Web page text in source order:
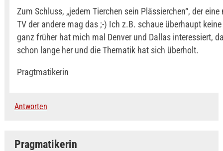
Zum Schluss, „jedem Tierchen sein Plässierchen“, der
TV der andere mag das ;-) Ich z.B. schaue überhaupt keine
ganz früher hat mich mal Denver und Dallas interessiert,
schon lange her und die Thematik hat sich überholt.
Pragtmatikerin
Antworten
Pragmatikerin